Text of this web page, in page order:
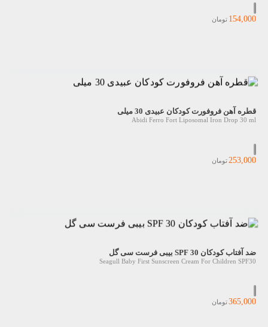
154,000 تومان
قطره آهن فروفورت کودکان عبیدی 30 میلی
Abidi Ferro Fort Liposomal Iron Drop 30 ml
253,000تومان
ضد آفتاب کودکان SPF 30 بیبی فرست سی گل
Seagull Baby First Sunscreen Cream For Children SPF30
365,000تومان